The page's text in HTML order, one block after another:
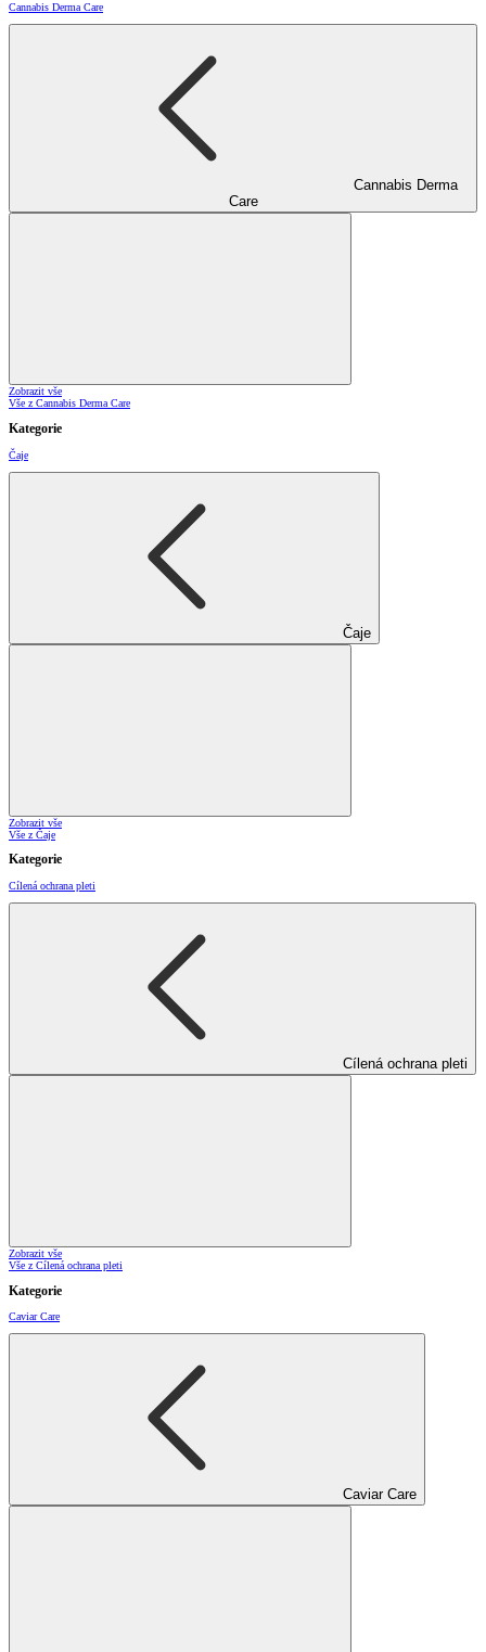
Cannabis Derma Care
Cannabis Derma
Care
Zobrazit vše
Vše z Cannabis Derma Care
Kategorie
Čaje
Čaje
Zobrazit vše
Vše z Čaje
Kategorie
Cílená ochrana pleti
Cílená ochrana pleti
Zobrazit vše
Vše z Cílená ochrana pleti
Kategorie
Caviar Care
Caviar Care